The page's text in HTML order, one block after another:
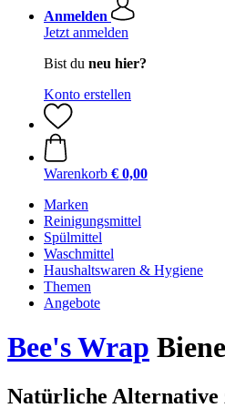
Anmelden
Jetzt anmelden
Bist du neu hier?
Konto erstellen
Warenkorb € 0,00
Marken
Reinigungsmittel
Spülmittel
Waschmittel
Haushaltswaren & Hygiene
Themen
Angebote
Bee's Wrap
Natürliche Alternative